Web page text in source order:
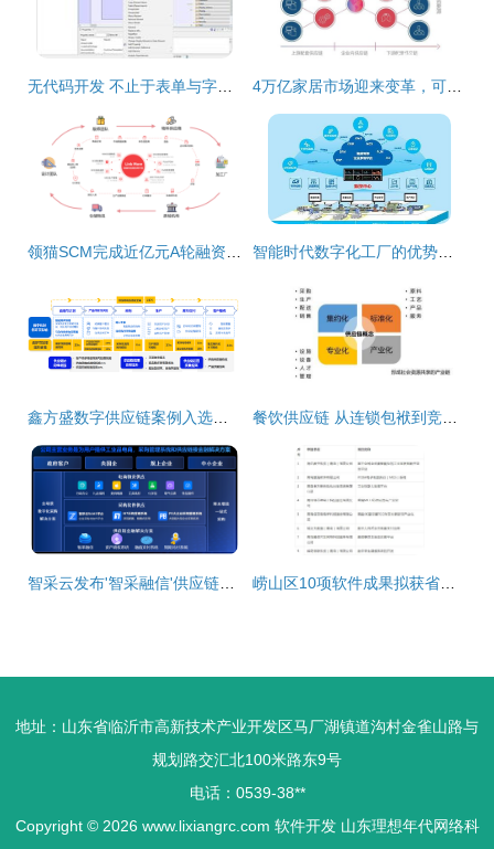
地址：山东省临沂市高新技术产业开发区马厂湖镇道沟村金雀山路与
规划路交汇北100米路东9号
电话：0539-38**
Copyright © 2026 www.lixiangrc.com 软件开发 山东理想年代网络科